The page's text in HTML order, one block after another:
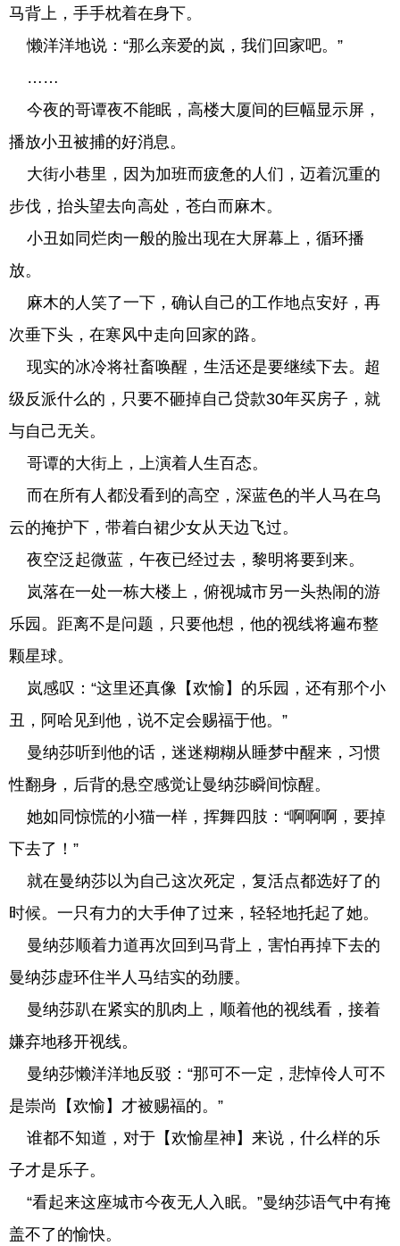
马背上，手手枕着在身下。
懒洋洋地说：“那么亲爱的岚，我们回家吧。”
……
今夜的哥谭夜不能眠，高楼大厦间的巨幅显示屏，
播放小丑被捕的好消息。
大街小巷里，因为加班而疲惫的人们，迈着沉重的
步伐，抬头望去向高处，苍白而麻木。
小丑如同烂肉一般的脸出现在大屏幕上，循环播
放。
麻木的人笑了一下，确认自己的工作地点安好，再
次垂下头，在寒风中走向回家的路。
现实的冰冷将社畜唤醒，生活还是要继续下去。超
级反派什么的，只要不砸掉自己贷款30年买房子，就
与自己无关。
哥谭的大街上，上演着人生百态。
而在所有人都没看到的高空，深蓝色的半人马在乌
云的掩护下，带着白裙少女从天边飞过。
夜空泛起微蓝，午夜已经过去，黎明将要到来。
岚落在一处一栋大楼上，俯视城市另一头热闹的游
乐园。距离不是问题，只要他想，他的视线将遍布整
颗星球。
岚感叹：“这里还真像【欢愉】的乐园，还有那个小
丑，阿哈见到他，说不定会赐福于他。”
曼纳莎听到他的话，迷迷糊糊从睡梦中醒来，习惯
性翻身，后背的悬空感觉让曼纳莎瞬间惊醒。
她如同惊慌的小猫一样，挥舞四肢：“啊啊啊，要掉
下去了！”
就在曼纳莎以为自己这次死定，复活点都选好了的
时候。一只有力的大手伸了过来，轻轻地托起了她。
曼纳莎顺着力道再次回到马背上，害怕再掉下去的
曼纳莎虚环住半人马结实的劲腰。
曼纳莎趴在紧实的肌肉上，顺着他的视线看，接着
嫌弃地移开视线。
曼纳莎懒洋洋地反驳：“那可不一定，悲悼伶人可不
是崇尚【欢愉】才被赐福的。”
谁都不知道，对于【欢愉星神】来说，什么样的乐
子才是乐子。
“看起来这座城市今夜无人入眠。”曼纳莎语气中有掩
盖不了的愉快。